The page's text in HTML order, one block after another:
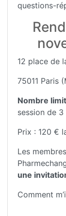
questions-
12 place de
75011 Paris
Nombre
session de 3
Prix : 120 €
Les
une
Comment